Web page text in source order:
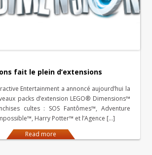
fait le plein d’extensions
Entertainment a annoncé aujourd’hui la
packs d’extension LEGO® Dimensions™
cultes : SOS Fantômes™, Adventure
Harry Potter™ et l’Agence […]
Read more